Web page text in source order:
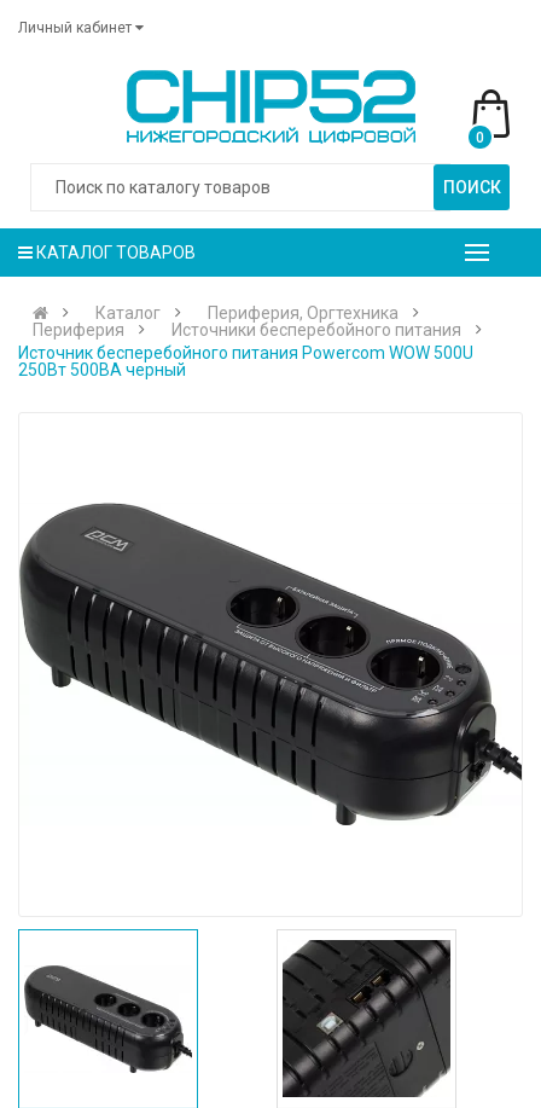
Личный кабинет
ПОИСК
0
КАТАЛОГ ТОВАРОВ
Каталог
Периферия, Оргтехника
Периферия
Источники бесперебойного питания
Источник бесперебойного питания Powercom WOW 500U
250Вт 500ВА черный